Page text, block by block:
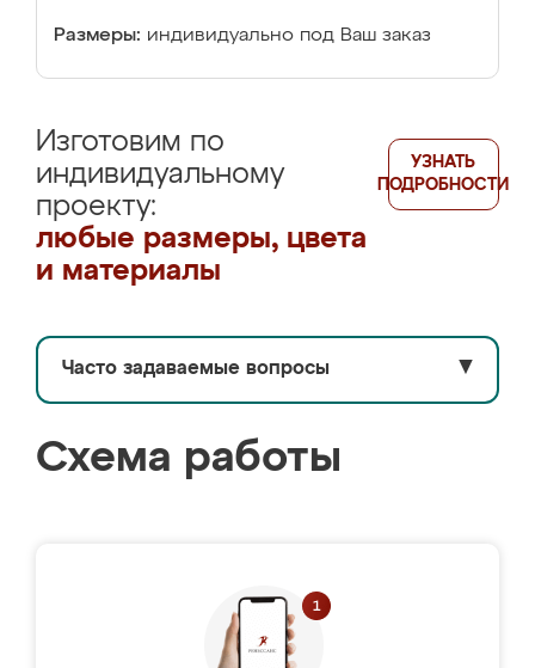
Размеры: индивидуально под Ваш заказ
Изготовим по
индивидуальному
проекту:
любые размеры, цвета
и материалы
УЗНАТЬ
ПОДРОБНОСТИ
Часто задаваемые вопросы ▼
Схема работы